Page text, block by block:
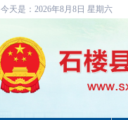
今天是： 2026年8月8日 星期六